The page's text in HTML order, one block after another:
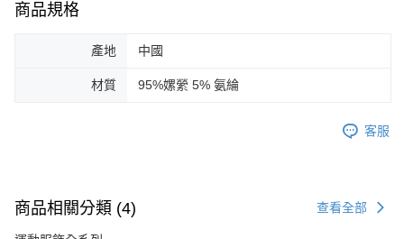
商品規格
產地 中國
材質 95%嫘縈 5% 氨綸
客服
商品相關分類 (4) 查看全部